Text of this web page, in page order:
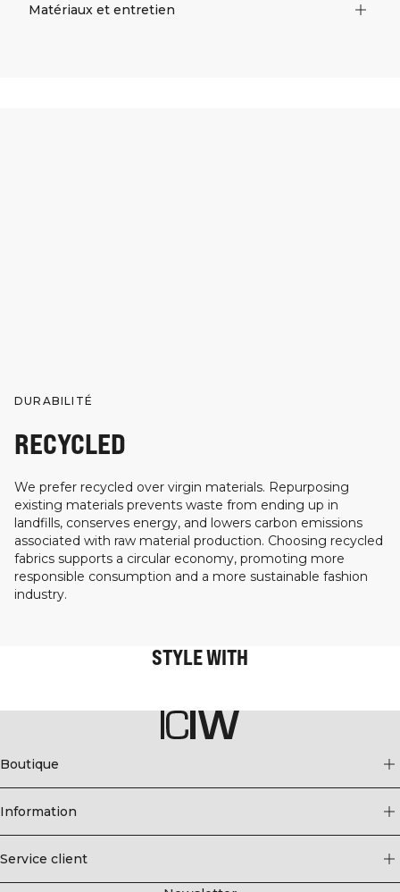
Matériaux et entretien
DURABILITÉ
RECYCLED
We prefer recycled over virgin materials. Repurposing
existing materials prevents waste from ending up in
landfills, conserves energy, and lowers carbon emissions
associated with raw material production. Choosing recycled
fabrics supports a circular economy, promoting more
responsible consumption and a more sustainable fashion
industry.
STYLE WITH
Boutique
Information
Service client